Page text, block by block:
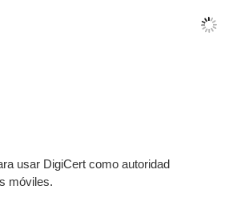
usar DigiCert como autoridad
móviles.